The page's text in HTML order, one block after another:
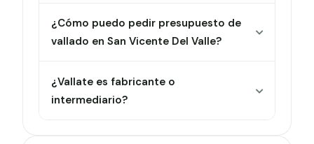
¿Cómo puedo pedir presupuesto de
vallado en San Vicente Del Valle?
¿Vallate es fabricante o
intermediario?